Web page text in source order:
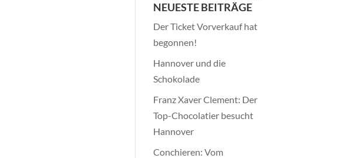
NEUESTE BEITRÄGE
Der Ticket Vorverkauf hat
begonnen!
Hannover und die
Schokolade
Franz Xaver Clement: Der
Top-Chocolatier besucht
Hannover
Conchieren: Vom